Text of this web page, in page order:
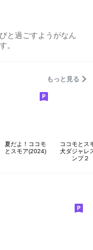
と過ごすようがなん
。
もっと見る
夏だよ！ココモ
とスモア(2024)
ココモとス
犬ダジャレ
ンプ２